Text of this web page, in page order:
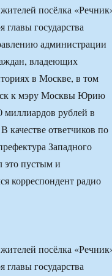
посёлка
главы государства
администрации
владеющих
в Москве, в том
к мэру Москвы Юрию
миллиардов рублей в
качестве ответчиков по
Западного
это пустым и
корреспондент радио
посёлка
главы государства